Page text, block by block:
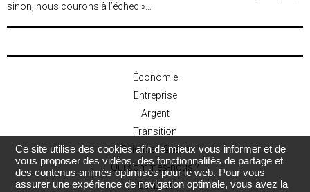
sinon, nous courons à l’échec »…
Économie
Entreprise
Argent
Transition
Sciences & tech
Qui sommes-nous ?
Contact
Ce site utilise des cookies afin de mieux vous informer et de
vous proposer des vidéos, des fonctionnalités de partage et
des contenus animés optimisés pour le web. Pour vous
assurer une expérience de navigation optimale, vous avez la